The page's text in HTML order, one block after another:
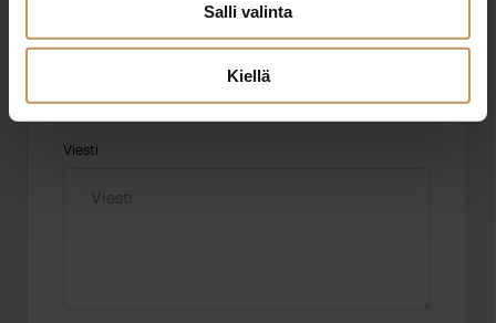
Salli valinta
Kiellä
Sähköposti*
Viesti